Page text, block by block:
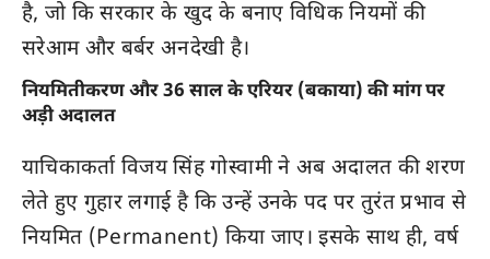
है, जो कि सरकार के खुद के बनाए विधिक नियमों की
सरेआम और बर्बर अनदेखी है।
नियमितीकरण और 36 साल के एरियर (बकाया) की मांग पर
अड़ी अदालत
याचिकाकर्ता विजय सिंह गोस्वामी ने अब अदालत की शरण
लेते हुए गुहार लगाई है कि उन्हें उनके पद पर तुरंत प्रभाव से
नियमित (Permanent) किया जाए। इसके साथ ही, वर्ष